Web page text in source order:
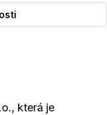
která je